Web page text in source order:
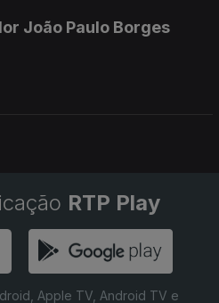
João Paulo Borges
RTP Play
Apple TV, Android TV e